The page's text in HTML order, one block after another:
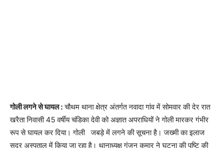
गोली लगने से घायल :चौथम थाना क्षेत्र अंतर्गत नवादा गांव में सोमवार की देर रात
खरैता निवासी 45 वर्षीय चंडिका देवी को अज्ञात अपराधियों ने गोली मारकर गंभीर
रूप से घायल कर दिया। गोली जबड़े में लगने की सूचना है। जख्मी का इलाज
सदर अस्पताल में किया जा रहा है। थानाध्यक्ष गुंजन कुमार ने घटना की पुष्टि की